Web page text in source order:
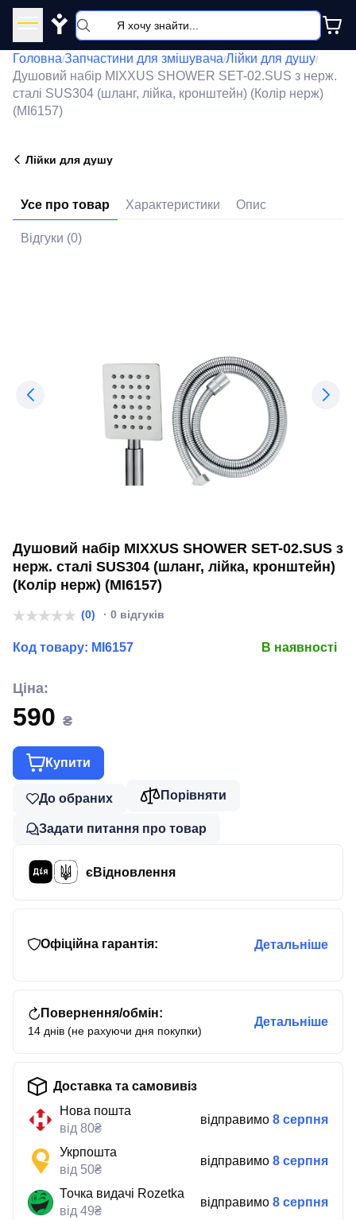
Y
Головна/Запчастини для змішувача/Лійки для душу/
Душовий набір MIXXUS SHOWER SET-02.SUS з нерж.
сталі SUS304 (шланг, лійка, кронштейн) (Колір нерж)
(MI6157)
Лійки для душу
Усе про товар Характеристики Опис
Відгуки (0)
Душовий набір MIXXUS SHOWER SET-02.SUS з
нерж. сталі SUS304 (шланг, лійка, кронштейн)
(Колір нерж) (MI6157)
(0) · 0 відгуків
Код товару: MI6157 В наявності
Ціна:
590 ₴
Купити
До обраних Порівняти
Задати питання про товар
єВідновлення
Офіційна гарантія: Детальніше
Повернення/обмін:
14 днів (не рахуючи дня покупки)
Детальніше
Доставка та самовивіз
Нова пошта
від 80₴
відправимо 8 серпня
Укрпошта
від 50₴
відправимо 8 серпня
Точка видачі Rozetka
від 49₴
відправимо 8 серпня